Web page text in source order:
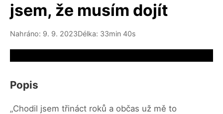
jsem, že musím dojít
Nahráno: 9. 9. 2023Délka: 33min 40s
Popis
„Chodil jsem třináct roků a občas už mě to